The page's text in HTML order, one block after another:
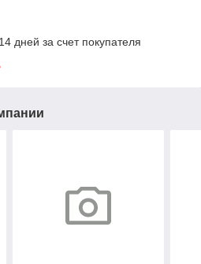
дней за счет покупателя